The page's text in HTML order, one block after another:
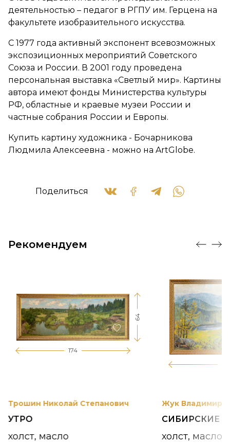
деятельностью – педагог в РГПУ им. Герцена на
факультете изобразительного искусства.
С 1977 года активный экспонент всевозможных
экспозиционных мероприятий Советского
Союза и России. В 2001 году проведена
персональная выставка «Светлый мир». Картины
автора имеют фонды Министерства культуры
РФ, областные и краевые музеи России и
частные собрания России и Европы.
Купить картину художника - Бочарникова
Людмила Алексеевна - можно на ArtGlobe.
Поделиться
Рекомендуем
174
64
Трошин Николай Степанович
УТРО
холст, масло
Жук Владимир
СИБИРСКИЕ
холст, масло